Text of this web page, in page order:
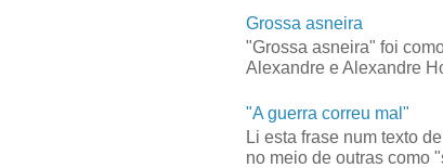
Grossa asneira
"Grossa asneira" foi
Alexandre e Alexandre
"A guerra correu mal"
Li esta frase num texto
no meio de outras como